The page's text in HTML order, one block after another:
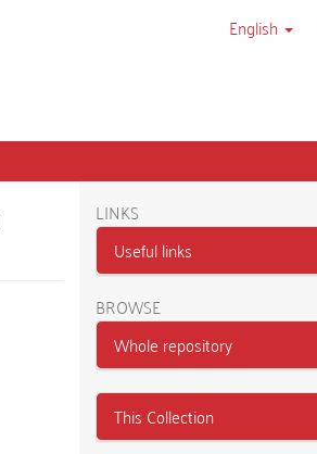
English
LINKS
Useful links
BROWSE
Whole repository
This Collection